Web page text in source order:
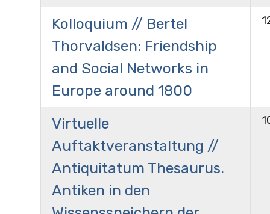
Kolloquium // Bertel
Thorvaldsen: Friendship
and Social Networks in
Europe around 1800
Virtuelle
Auftaktveranstaltung //
Antiquitatum Thesaurus.
Antiken in den